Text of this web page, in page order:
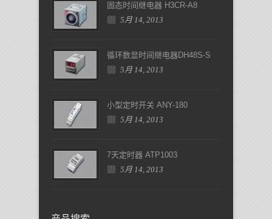
固态时间继电器 H3CR-A8
5月 14, 2013
循环数显时间继电器DH48S-S
5月 14, 2013
小型定时开关 ANY-180
5月 14, 2013
7天定时器 ATP1003
5月 14, 2013